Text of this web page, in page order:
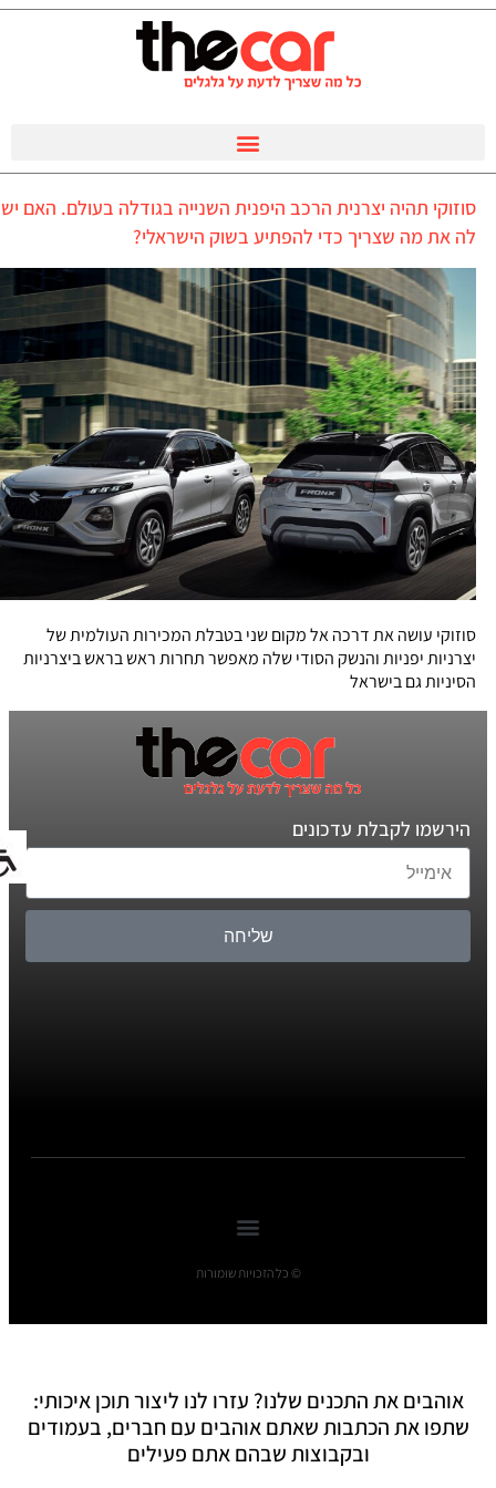
סוזוקי תהיה יצרנית הרכב היפנית השנייה בגודלה בעולם. האם יש
לה את מה שצריך כדי להפתיע בשוק הישראלי?
סוזוקי עושה את דרכה אל מקום שני בטבלת המכירות העולמית של
יצרניות יפניות והנשק הסודי שלה מאפשר תחרות ראש בראש ביצרניות
הסיניות גם בישראל
הירשמו לקבלת עדכונים
שליחה
© כל הזכויות שומורות
אוהבים את התכנים שלנו? עזרו לנו ליצור תוכן איכותי:
שתפו את הכתבות שאתם אוהבים עם חברים, בעמודים
ובקבוצות שבהם אתם פעילים